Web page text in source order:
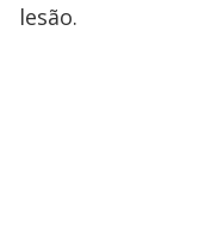
lesão.